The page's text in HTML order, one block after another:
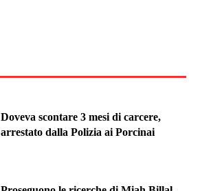
Doveva scontare 3 mesi di carcere,
arrestato dalla Polizia ai Porcinai